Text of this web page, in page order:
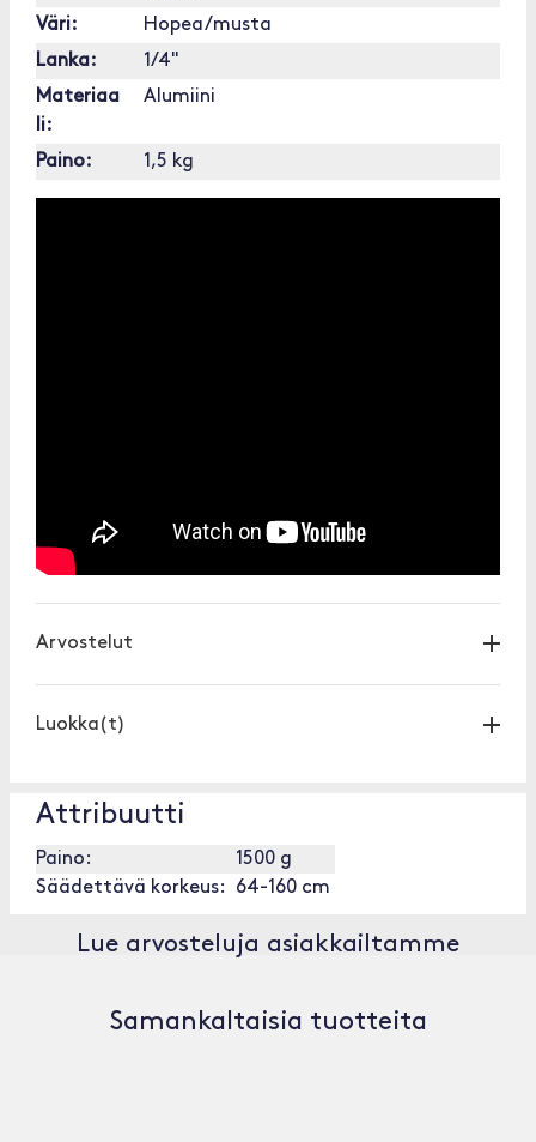
Väri:
Hopea/musta
Lanka:
1/4"
Materiaa
li:
Alumiini
Paino: 1,5 kg
Arvostelut
Luokka(t)
Attribuutti
Paino:
1500 g
Säädettävä korkeus:
64-160 cm
Lue arvosteluja asiakkailtamme
Samankaltaisia tuotteita